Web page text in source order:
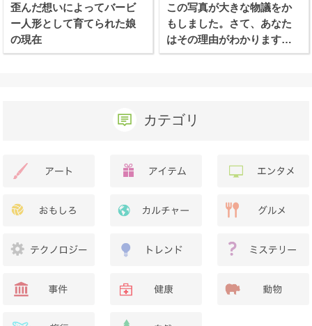
歪んだ想いによってバービ
ー人形として育てられた娘
の現在
この写真が大きな物議をか
もしました。さて、あなた
はその理由がわかります
か？
カテゴリ